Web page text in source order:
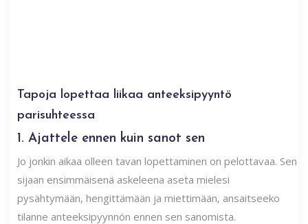
Tapoja lopettaa liikaa anteeksipyyntö
parisuhteessa
1. Ajattele ennen kuin sanot sen
Jo jonkin aikaa olleen tavan lopettaminen on pelottavaa. Sen
sijaan ensimmäisenä askeleena aseta mielesi
pysähtymään, hengittämään ja miettimään, ansaitseeko
tilanne anteeksipyynnön ennen sen sanomista.